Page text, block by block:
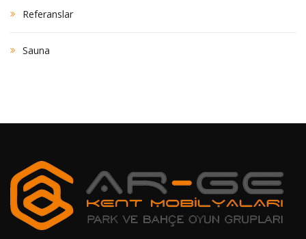
Referanslar
Sauna